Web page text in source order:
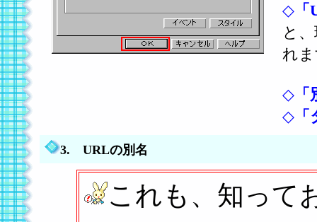
◇
と
れ
◇
◇
3. URLの別名
これも、知って